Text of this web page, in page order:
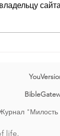
веди
"Милость
life.